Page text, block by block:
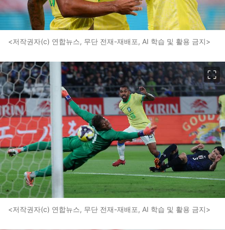
<저작권자(c) 연합뉴스, 무단 전재-재배포, AI 학습 및 활용 금지>
<저작권자(c) 연합뉴스, 무단 전재-재배포, AI 학습 및 활용 금지>